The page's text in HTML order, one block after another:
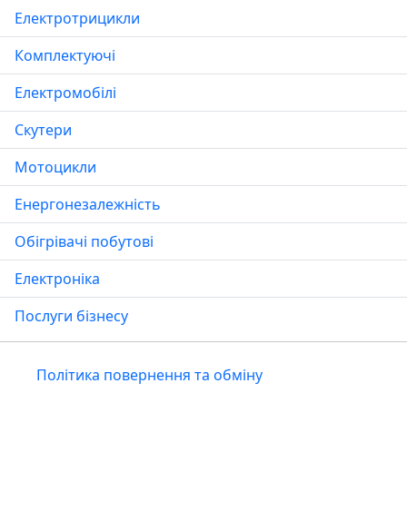
Електротрицикли
Комплектуючі
Електромобілі
Скутери
Мотоцикли
Енергонезалежність
Обігрівачі побутові
Електроніка
Послуги бізнесу
Політика повернення та обміну